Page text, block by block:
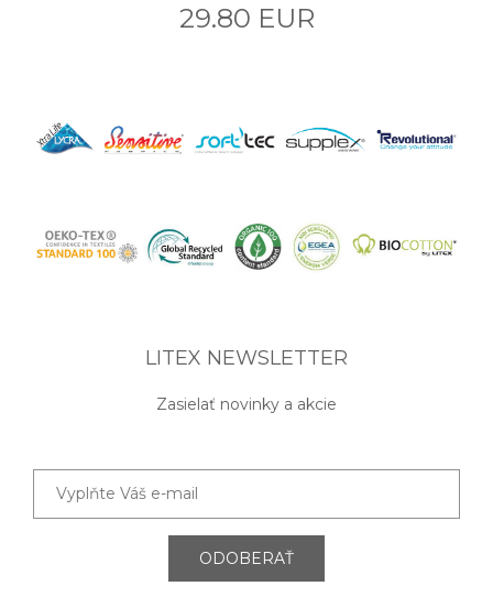
29.80 EUR
LITEX NEWSLETTER
Zasielať novinky a akcie
ODOBERAŤ